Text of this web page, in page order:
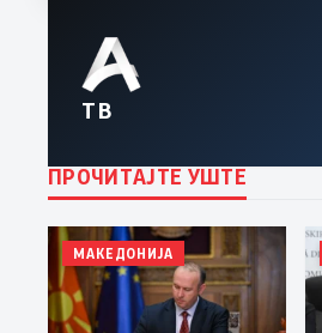
ТВ
ПРОЧИТАЈТЕ УШТЕ
МАКЕДОНИЈА